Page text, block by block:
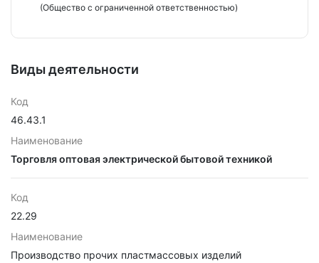
(Общество с ограниченной ответственностью)
Виды деятельности
Код
46.43.1
Наименование
Торговля оптовая электрической бытовой техникой
Код
22.29
Наименование
Производство прочих пластмассовых изделий